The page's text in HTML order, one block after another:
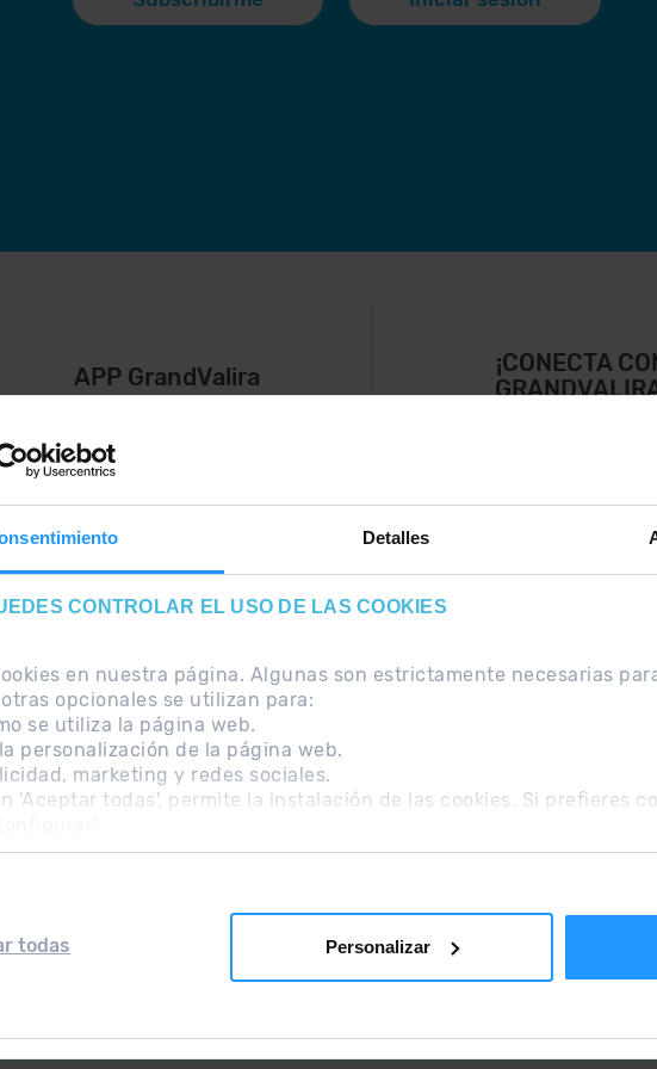
Detalles
CONTROLAR EL USO DE LAS COOKIES
en nuestra página. Algunas son estrictamente necesarias
opcionales se utilizan para:
se utiliza la página web.
personalización de la página web.
marketing y redes sociales.
'Aceptar todas', permite la instalación de las cookies. Si prefieres
todas Personalizar
APP GrandValira
importante en
¡CONECTA
Nota Legal Información adicional RGPDUE